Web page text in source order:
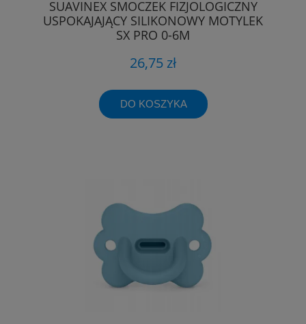
SUAVINEX SMOCZEK FIZJOLOGICZNY
USPOKAJAJĄCY SILIKONOWY MOTYLEK
SX PRO 0-6M
26,75 zł
DO KOSZYKA